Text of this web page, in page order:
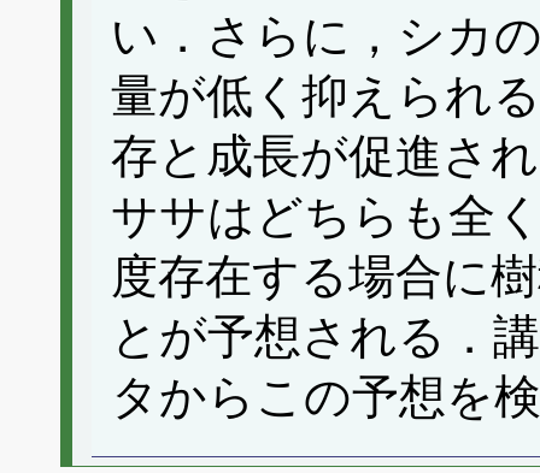
い．さらに，シカ
量が低く抑えられ
存と成長が促進さ
ササはどちらも全
度存在する場合に
とが予想される．
タからこの予想を